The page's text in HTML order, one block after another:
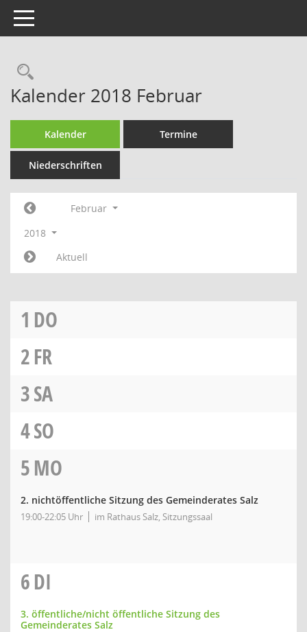
Toggle navigation
Rechercheauswahl
Kalender 2018 Februar
Kalender Termine
Niederschriften
Februar
2018
Aktuell
1 DO
2FR
3SA
4SO
5MO
2. nichtöffentliche Sitzung des Gemeinderates Salz
19:00-22:05 Uhr im Rathaus Salz, Sitzungssaal
6DI
3. öffentliche/nicht öffentliche Sitzung des
Gemeinderates Salz